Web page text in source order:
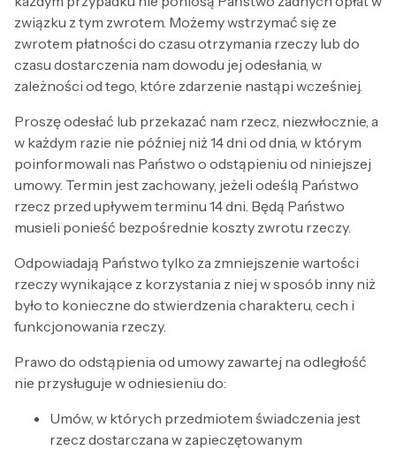
związku z tym zwrotem. Możemy wstrzymać się ze
zwrotem płatności do czasu otrzymania rzeczy lub do
czasu dostarczenia nam dowodu jej odesłania, w
zależności od tego, które zdarzenie nastąpi wcześniej.
Proszę odesłać lub przekazać nam rzecz, niezwłocznie, a
w każdym razie nie później niż 14 dni od dnia, w którym
poinformowali nas Państwo o odstąpieniu od niniejszej
umowy. Termin jest zachowany, jeżeli odeślą Państwo
rzecz przed upływem terminu 14 dni. Będą Państwo
musieli ponieść bezpośrednie koszty zwrotu rzeczy.
Odpowiadają Państwo tylko za zmniejszenie wartości
rzeczy wynikające z korzystania z niej w sposób inny niż
było to konieczne do stwierdzenia charakteru, cech i
funkcjonowania rzeczy.
Prawo do odstąpienia od umowy zawartej na odległość
nie przysługuje w odniesieniu do:
Umów, w których przedmiotem świadczenia jest
rzecz dostarczana w zapieczętowanym